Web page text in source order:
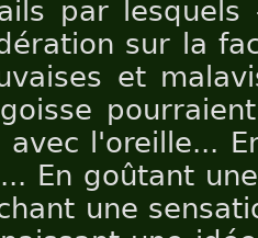
par lesquels
sur la
et
avec l'oreille...
En goûtant
une